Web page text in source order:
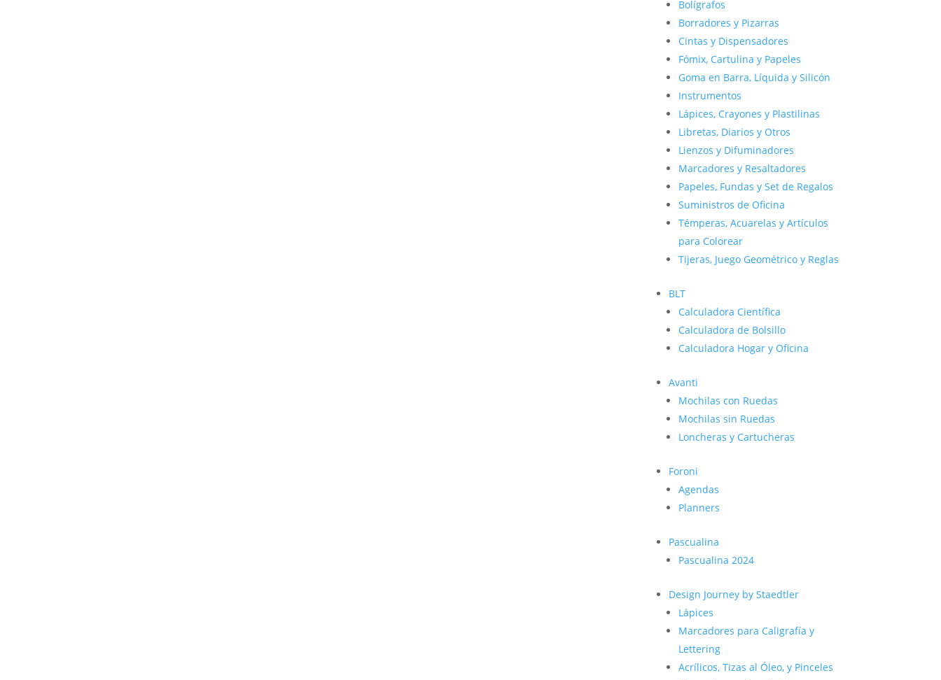
Bolígrafos
Borradores y Pizarras
Cintas y Dispensadores
Fómix, Cartulina y Papeles
Goma en Barra, Líquida y Silicón
Instrumentos
Lápices, Crayones y Plastilinas
Libretas, Diarios y Otros
Lienzos y Difuminadores
Marcadores y Resaltadores
Papeles, Fundas y Set de Regalos
Suministros de Oficina
Témperas, Acuarelas y Artículos
para Colorear
Tijeras, Juego Geométrico y Reglas
BLT
Calculadora Científica
Calculadora de Bolsillo
Calculadora Hogar y Oficina
Avanti
Mochilas con Ruedas
Mochilas sin Ruedas
Loncheras y Cartucheras
Foroni
Agendas
Planners
Pascualina
Pascualina 2024
Design Journey by Staedtler
Lápices
Marcadores para Caligrafía y
Lettering
Acrílicos, Tizas al Óleo, y Pinceles